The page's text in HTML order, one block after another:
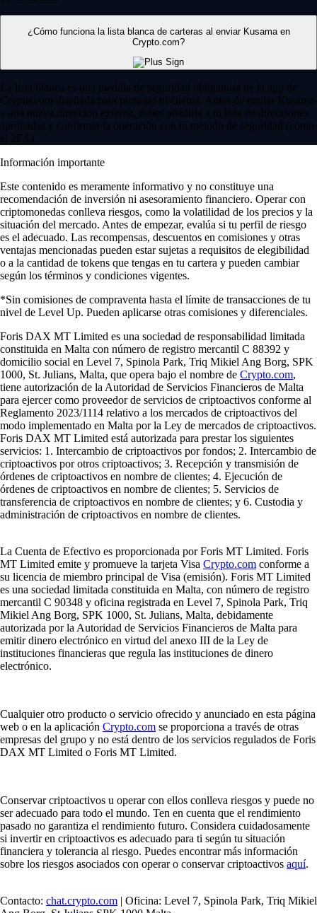
¿Cómo funciona la lista blanca de carteras al enviar Kusama en
Crypto.com?
La lista blanca es una medida de seguridad obligatoria de la app de
Crypto.com diseñada para proteger tu cuenta. Antes de enviar Kusama
a una nueva dirección externa, debes añadirla a tu lista de direcciones
aprobadas y confirmar la operación con tu método de seguridad (como
el 2FA).
Información importante
Este contenido es meramente informativo y no constituye una
recomendación de inversión ni asesoramiento financiero. Operar con
criptomonedas conlleva riesgos, como la volatilidad de los precios y la
situación del mercado. Antes de empezar, evalúa si tu perfil de riesgo
es el adecuado. Las recompensas, descuentos en comisiones y otras
ventajas mencionadas pueden estar sujetas a requisitos de elegibilidad
o a la cantidad de tokens que tengas en tu cartera y pueden cambiar
según los términos y condiciones vigentes.
*Sin comisiones de compraventa hasta el límite de transacciones de tu
nivel de Level Up. Pueden aplicarse otras comisiones y diferenciales.
Foris DAX MT Limited es una sociedad de responsabilidad limitada
constituida en Malta con número de registro mercantil C 88392 y
domicilio social en Level 7, Spinola Park, Triq Mikiel Ang Borg, SPK
1000, St. Julians, Malta, que opera bajo el nombre de Crypto.com,
tiene autorización de la Autoridad de Servicios Financieros de Malta
para ejercer como proveedor de servicios de criptoactivos conforme al
Reglamento 2023/1114 relativo a los mercados de criptoactivos del
modo implementado en Malta por la Ley de mercados de criptoactivos.
Foris DAX MT Limited está autorizada para prestar los siguientes
servicios: 1. Intercambio de criptoactivos por fondos; 2. Intercambio de
criptoactivos por otros criptoactivos; 3. Recepción y transmisión de
órdenes de criptoactivos en nombre de clientes; 4. Ejecución de
órdenes de criptoactivos en nombre de clientes; 5. Servicios de
transferencia de criptoactivos en nombre de clientes; y 6. Custodia y
administración de criptoactivos en nombre de clientes.
La Cuenta de Efectivo es proporcionada por Foris MT Limited. Foris
MT Limited emite y promueve la tarjeta Visa Crypto.com conforme a
su licencia de miembro principal de Visa (emisión). Foris MT Limited
es una sociedad limitada constituida en Malta, con número de registro
mercantil C 90348 y oficina registrada en Level 7, Spinola Park, Triq
Mikiel Ang Borg, SPK 1000, St. Julians, Malta, debidamente
autorizada por la Autoridad de Servicios Financieros de Malta para
emitir dinero electrónico en virtud del anexo III de la Ley de
instituciones financieras que regula las instituciones de dinero
electrónico.
Cualquier otro producto o servicio ofrecido y anunciado en esta página
web o en la aplicación Crypto.com se proporciona a través de otras
empresas del grupo y no está dentro de los servicios regulados de Foris
DAX MT Limited o Foris MT Limited.
Conservar criptoactivos u operar con ellos conlleva riesgos y puede no
ser adecuado para todo el mundo. Ten en cuenta que el rendimiento
pasado no garantiza el rendimiento futuro. Considera cuidadosamente
si invertir en criptoactivos es adecuado para ti según tu situación
financiera y tolerancia al riesgo. Puedes encontrar más información
sobre los riesgos asociados con operar o conservar criptoactivos aquí.
Contacto: chat.crypto.com | Oficina: Level 7, Spinola Park, Triq Mikiel